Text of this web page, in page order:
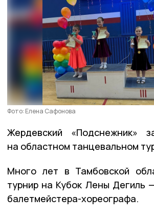
Фото: Елена Сафонова
Жердевский «Подснежник»
на областном танцевальном
Много лет в Тамбовской
турнир на Кубок Лены Дегиль
балетмейстера-хореографа.